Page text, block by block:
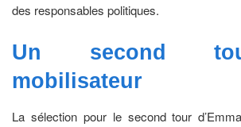
des responsables politiques.
Un second
mobilisateur
La sélection pour le second tour